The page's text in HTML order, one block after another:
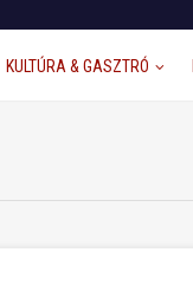
KULTÚRA & GASZTRÓ